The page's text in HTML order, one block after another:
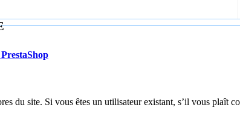
du site. Si vous êtes un utilisateur existant, s’il vous plaît